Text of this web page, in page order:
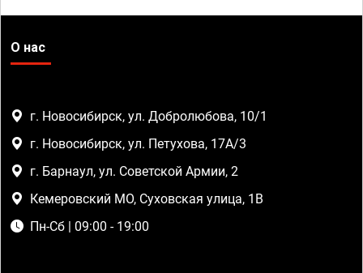
О нас
г. Новосибирск, ул. Добролюбова, 10/1
г. Новосибирск, ул. Петухова, 17А/3
г. Барнаул, ул. Советской Армии, 2
Кемеровский МО, Суховская улица, 1В
Пн-Сб | 09:00 - 19:00